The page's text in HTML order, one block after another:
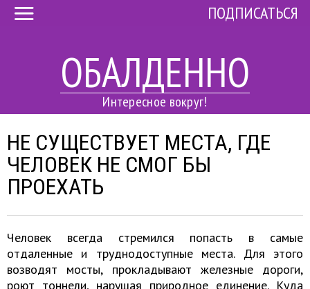
ОБАЛДЕННО
Интересное вокруг!
ПОДПИСАТЬСЯ
НЕ СУЩЕСТВУЕТ МЕСТА, ГДЕ
ЧЕЛОВЕК НЕ СМОГ БЫ
ПРОЕХАТЬ
Человек всегда стремился попасть в самые
отдаленные и труднодоступные места. Для этого
возводят мосты, прокладывают железные дороги,
роют тоннели, нарушая природное единение. Куда